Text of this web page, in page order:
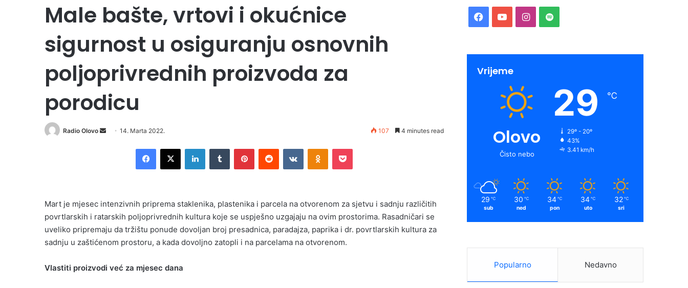
Male bašte, vrtovi i okućnice
sigurnost u osiguranju osnovnih
poljoprivrednih proizvoda za
porodicu
Radio Olovo
Send14. Marta 2022. 107 4 minutes read
Facebook
X LinkedInTumblr PinterestReddit VKontakteOdnoklassniki
Pocket
Mart je mjesec intenzivnih priprema staklenika, plastenika i parcela na otvorenom za sjetvu i sadnju različitih
povrtlarskih i ratarskih poljoprivrednih kultura koje se uspješno uzgajaju na ovim prostorima. Rasadničari se
uveliko pripremaju da tržištu ponude dovoljan broj presadnica, paradajza, paprika i dr. povrtlarskih kultura za
sadnju u zaštićenom prostoru, a kada dovoljno zatopli i na parcelama na otvorenom.
Vlastiti proizvodi već za mjesec dana
Facebook
YouTubeInstagram
Spotify
Vrijeme
Olovo
Čisto nebo
29 ℃
29º - 20º
43%
3.41 km/h
29 ℃
sub
30 ℃
ned
34 ℃
pon
34 ℃
uto
32 ℃
sri
Popularno Nedavno